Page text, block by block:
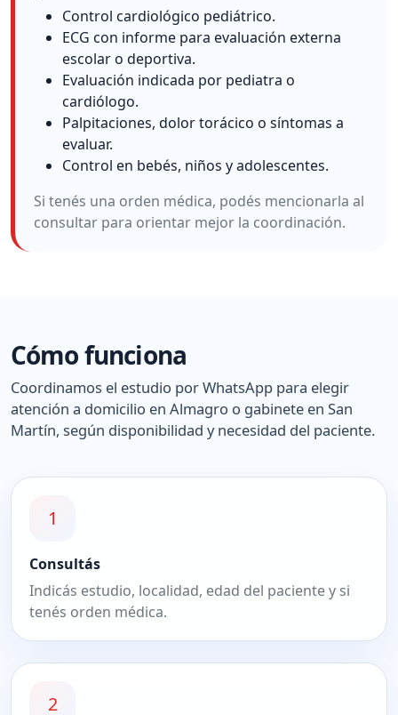
Control cardiológico pediátrico.
ECG con informe para evaluación externa
escolar o deportiva.
Evaluación indicada por pediatra o
cardiólogo.
Palpitaciones, dolor torácico o síntomas a
evaluar.
Control en bebés, niños y adolescentes.
Si tenés una orden médica, podés mencionarla al
consultar para orientar mejor la coordinación.
Cómo funciona
Coordinamos el estudio por WhatsApp para elegir
atención a domicilio en Almagro o gabinete en San
Martín, según disponibilidad y necesidad del paciente.
1
Consultás
Indicás estudio, localidad, edad del paciente y si
tenés orden médica.
2